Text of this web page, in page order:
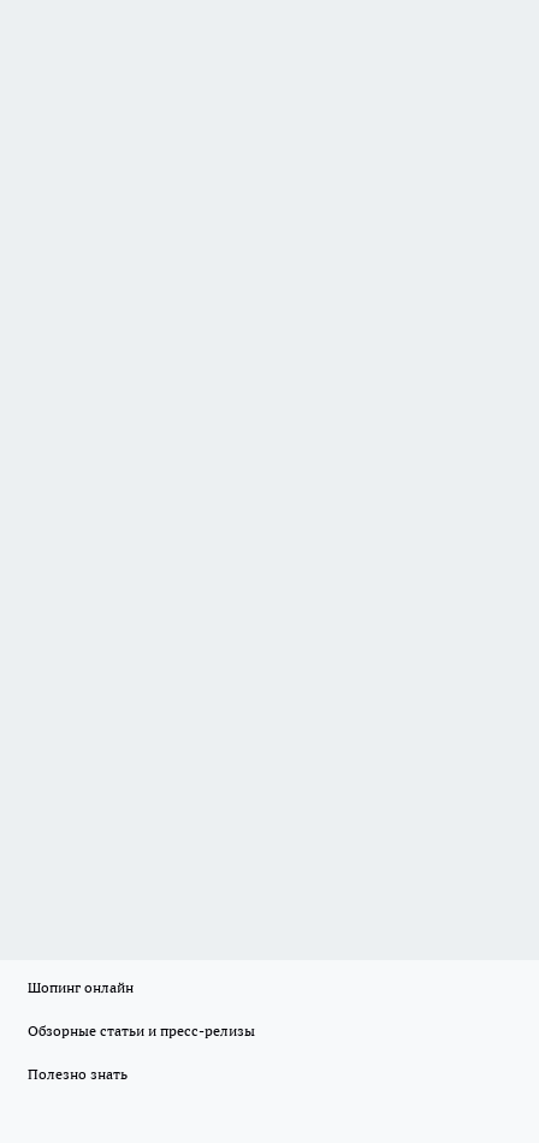
Шопинг онлайн
Обзорные статьи и пресс-релизы
Полезно знать